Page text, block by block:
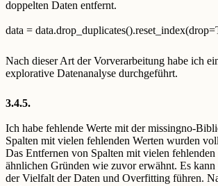
doppelten Daten entfernt.
data =
Nach dieser Art der Vorverarbeitung habe ich
explorative Datenanalyse durchgeführt.
3.4.5.
Ich habe fehlende Werte mit der missingno-
Spalten mit vielen fehlenden Werten wurden
Das Entfernen von Spalten mit vielen
ähnlichen Gründen wie zuvor erwähnt. Es kann
der Vielfalt der Daten und Overfitting führen.